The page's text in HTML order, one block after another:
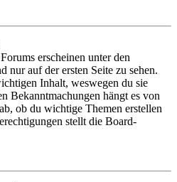
erscheinen unter den
nur auf der ersten Seite zu sehen.
Inhalt, weswegen du sie
Bekanntmachungen hängt es von
ob du wichtige Themen erstellen
stellt die Board-